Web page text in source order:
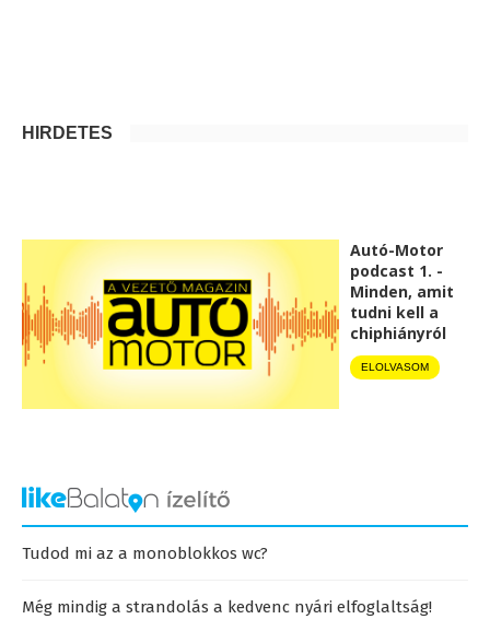
HIRDETÉS
Autó-Motor
podcast 1. -
Minden, amit
tudni kell a
chiphiányról
ELOLVASOM
Tudod mi az a monoblokkos wc?
Még mindig a strandolás a kedvenc nyári elfoglaltság!